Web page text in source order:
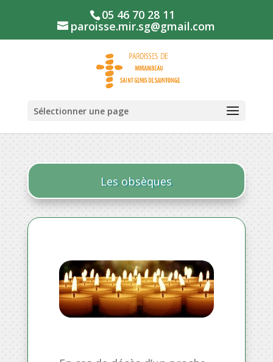
05 46 70 28 11
paroisse.mir.sg@gmail.com
Sélectionner une page
Les obsèques